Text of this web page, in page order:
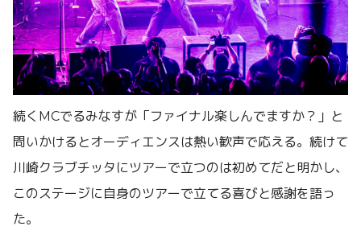
続くMCでるみなすが「ファイナル楽しんでますか？」と
問いかけるとオーディエンスは熱い歓声で応える。続けて
川崎クラブチッタにツアーで立つのは初めてだと明かし、
このステージに自身のツアーで立てる喜びと感謝を語っ
た。